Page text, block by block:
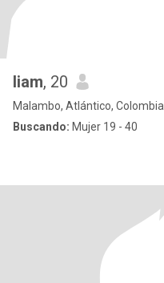
liam, 20
Malambo, Atlántico, Colombia
Buscando: Mujer 19 - 40